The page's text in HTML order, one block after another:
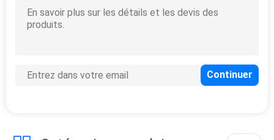
feedback de la